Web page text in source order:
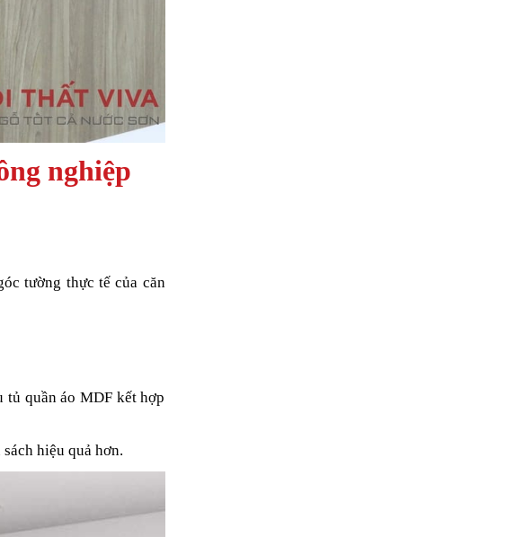
nghiệp
tường thực tế của căn
tủ quần áo MDF kết hợp
hiệu quả hơn.